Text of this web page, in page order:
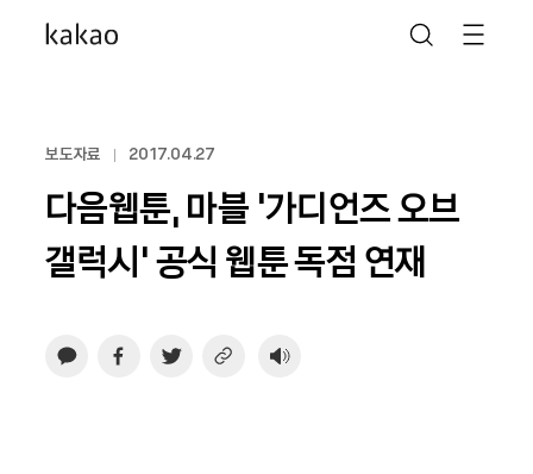
보도자료 2017.04.27
다음웹툰, 마블 '가디언즈 오브
갤럭시' 공식 웹툰 독점 연재